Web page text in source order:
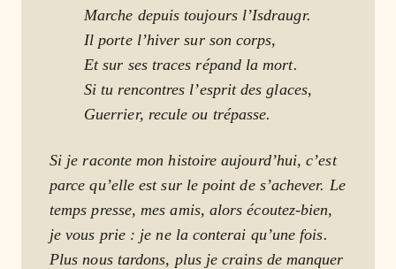
Marche depuis toujours l’Isdraugr.
Il porte l’hiver sur son corps,
Et sur ses traces répand la mort.
Si tu rencontres l’esprit des glaces,
Guerrier, recule ou trépasse.
Si je raconte mon histoire aujourd’hui, c’est
parce qu’elle est sur le point de s’achever. Le
temps presse, mes amis, alors écoutez-bien,
je vous prie : je ne la conterai qu’une fois.
Plus nous tardons, plus je crains de manquer